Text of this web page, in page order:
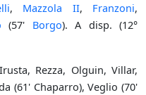
, Mazzola II, Franzoni,
(57' Borgo). A disp. (12°
Irusta, Rezza, Olguin, Villar,
(61' Chaparro), Veglio (70'